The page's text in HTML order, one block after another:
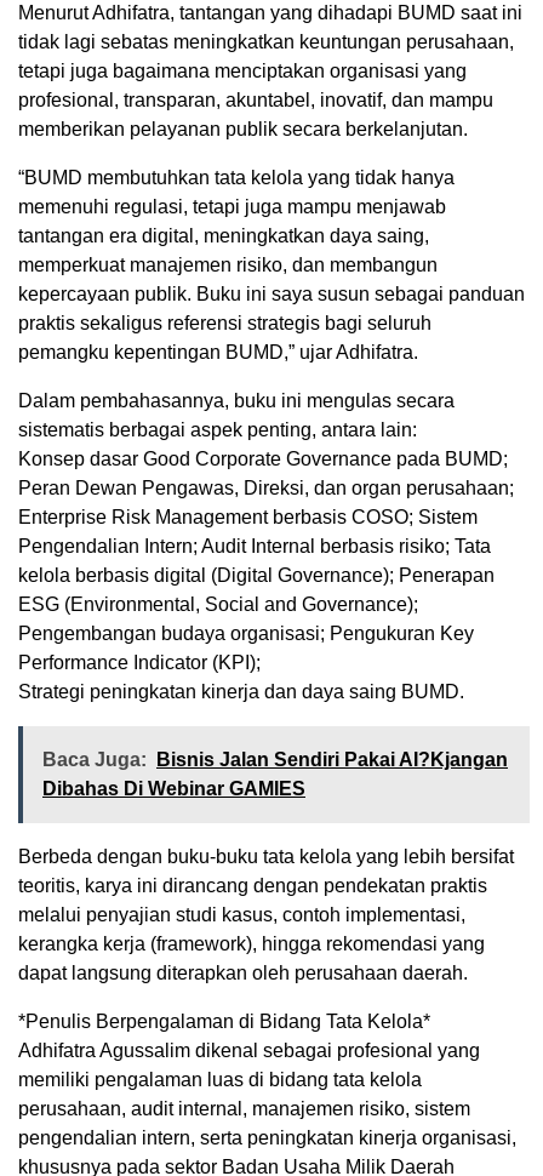
Menurut Adhifatra, tantangan yang dihadapi BUMD saat ini
tidak lagi sebatas meningkatkan keuntungan perusahaan,
tetapi juga bagaimana menciptakan organisasi yang
profesional, transparan, akuntabel, inovatif, dan mampu
memberikan pelayanan publik secara berkelanjutan.
“BUMD membutuhkan tata kelola yang tidak hanya
memenuhi regulasi, tetapi juga mampu menjawab
tantangan era digital, meningkatkan daya saing,
memperkuat manajemen risiko, dan membangun
kepercayaan publik. Buku ini saya susun sebagai panduan
praktis sekaligus referensi strategis bagi seluruh
pemangku kepentingan BUMD,” ujar Adhifatra.
Dalam pembahasannya, buku ini mengulas secara
sistematis berbagai aspek penting, antara lain:
Konsep dasar Good Corporate Governance pada BUMD;
Peran Dewan Pengawas, Direksi, dan organ perusahaan;
Enterprise Risk Management berbasis COSO; Sistem
Pengendalian Intern; Audit Internal berbasis risiko; Tata
kelola berbasis digital (Digital Governance); Penerapan
ESG (Environmental, Social and Governance);
Pengembangan budaya organisasi; Pengukuran Key
Performance Indicator (KPI);
Strategi peningkatan kinerja dan daya saing BUMD.
Baca Juga:
Bisnis Jalan Sendiri Pakai AI?Kjangan
Dibahas Di Webinar GAMIES
Berbeda dengan buku-buku tata kelola yang lebih bersifat
teoritis, karya ini dirancang dengan pendekatan praktis
melalui penyajian studi kasus, contoh implementasi,
kerangka kerja (framework), hingga rekomendasi yang
dapat langsung diterapkan oleh perusahaan daerah.
*Penulis Berpengalaman di Bidang Tata Kelola*
Adhifatra Agussalim dikenal sebagai profesional yang
memiliki pengalaman luas di bidang tata kelola
perusahaan, audit internal, manajemen risiko, sistem
pengendalian intern, serta peningkatan kinerja organisasi,
khususnya pada sektor Badan Usaha Milik Daerah